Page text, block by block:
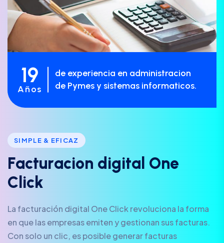
19
Años
de experiencia en administracion
de Pymes y sistemas informaticos.
SIMPLE & EFICAZ
Facturacion d igita One
C ick
La facturación digital One Click revoluciona la forma
en que las empresas emiten y gestionan sus facturas.
Con solo un clic, es posible generar facturas